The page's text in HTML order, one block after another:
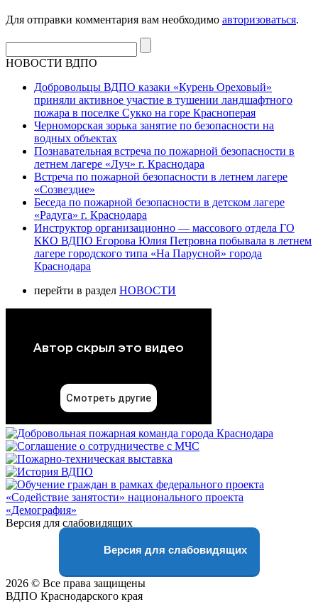
Для отправки комментария вам необходимо авторизоваться.
НОВОСТИ ВДПО
Добровольцы ВДПО казаки «Курень Ореховый»
приняли активное участие в тушении ландшафтного
пожара в поселке Сукко на горе Красноперая
Черноморская зорька занятие по безопасности на
водных объектах
Познавательная встреча по пожарной безопасности в
летнем лагере «Луч» г. Краснодара
Встреча по пожарной безопасности в летнем лагере
«Созвездие»
Беседа по пожарной безопасности в детском лагере
«Радуга» г. Краснодара
Инструктор организационно — массового отдела ГО
ККО ВДПО Егорова Юлия Петровна побывала в летнем
лагере городского типа «На Парусной» города
Краснодара
перейти в раздел НОВОСТИ
Версия для слабовидящих
Версия для слабовидящих
2026 © Все права защищены
ВДПО Краснодарского края